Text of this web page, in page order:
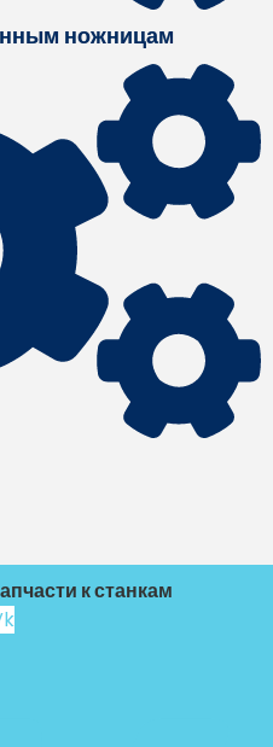
ножницам
к станкам